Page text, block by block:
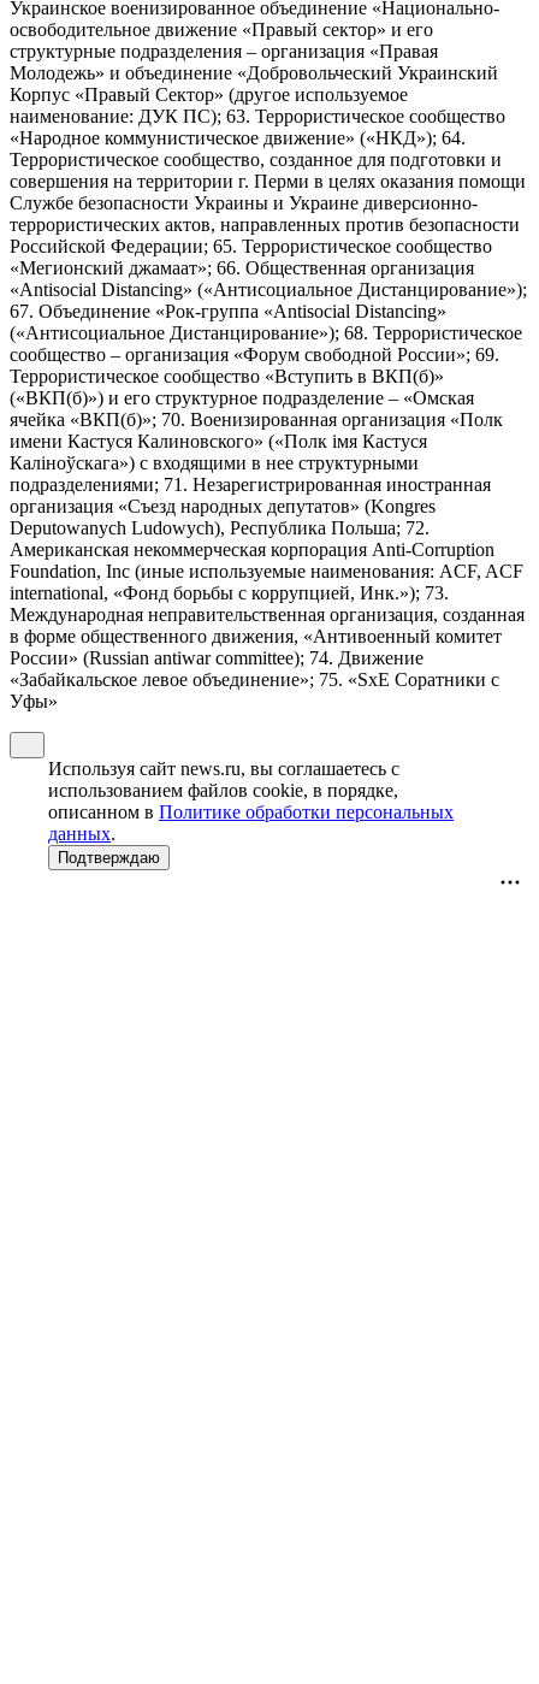
Украинское военизированное объединение «Национально-
освободительное движение «Правый сектор» и его
структурные подразделения – организация «Правая
Молодежь» и объединение «Добровольческий Украинский
Корпус «Правый Сектор» (другое используемое
наименование: ДУК ПС); 63. Террористическое сообщество
«Народное коммунистическое движение» («НКД»); 64.
Террористическое сообщество, созданное для подготовки и
совершения на территории г. Перми в целях оказания помощи
Службе безопасности Украины и Украине диверсионно-
террористических актов, направленных против безопасности
Российской Федерации; 65. Террористическое сообщество
«Мегионский джамаат»; 66. Общественная организация
«Antisocial Distancing» («Антисоциальное Дистанцирование»);
67. Объединение «Рок-группа «Antisocial Distancing»
(«Антисоциальное Дистанцирование»); 68. Террористическое
сообщество – организация «Форум свободной России»; 69.
Террористическое сообщество «Вступить в ВКП(б)»
(«ВКП(б)») и его структурное подразделение – «Омская
ячейка «ВКП(б)»; 70. Военизированная организация «Полк
имени Кастуся Калиновского» («Полк iмя Кастуся
Калiноўскага») с входящими в нее структурными
подразделениями; 71. Незарегистрированная иностранная
организация «Съезд народных депутатов» (Kongres
Deputowanych Ludowych), Республика Польша; 72.
Американская некоммерческая корпорация Anti-Corruption
Foundation, Inc (иные используемые наименования: ACF, ACF
international, «Фонд борьбы с коррупцией, Инк.»); 73.
Международная неправительственная организация, созданная
в форме общественного движения, «Антивоенный комитет
России» (Russian antiwar committee); 74. Движение
«Забайкальское левое объединение»; 75. «SxE Соратники с
Уфы»
Используя сайт news.ru, вы соглашаетесь с
использованием файлов cookie, в порядке,
описанном в Политике обработки персональных
данных.
Подтверждаю